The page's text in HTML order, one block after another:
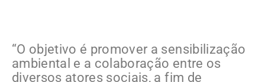
“O objetivo é promover a sensibilização
ambiental e a colaboração entre os
diversos atores sociais, a fim de